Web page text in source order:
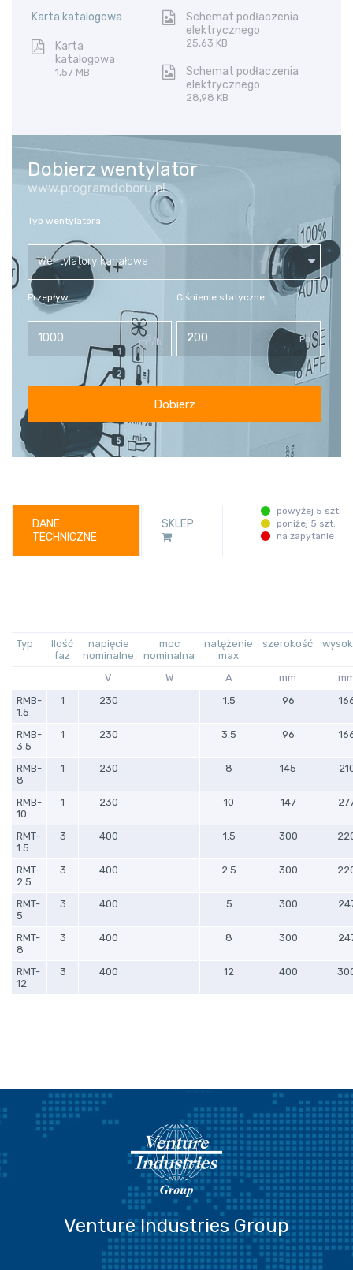
Karta katalogowa
Karta
katalogowa
1,57 MB
Schemat podłaczenia
elektrycznego
25,63 KB
Schemat podłaczenia
elektrycznego
28,98 KB
Dobierz wentylator
www.programdoboru.pl
Typ wentylatora
Wentylatory kanałowe
Przepływ
m3/h
Ciśnienie statyczne
Pa
Dobierz
DANE
TECHNICZNE
SKLEP
powyżej 5 szt.
poniżej 5 szt.
na zapytanie
Typ
Ilość
faz
napięcie
nominalne
moc
nominalna
natężenie
max
szerokość
V W A mm
RMB-
1.5
1 230 1.5 96
RMB-
3.5
1 230 3.5 96
RMB-
8
1 230 8 145
RMB-
10
1 230 10 147
RMT-
1.5
3 400 1.5 300
RMT-
2.5
3 400 2.5 300
RMT-
5
3 400 5 300
RMT-
8
3 400 8 300
RMT-
12
3 400 12 400
Venture Industries Group